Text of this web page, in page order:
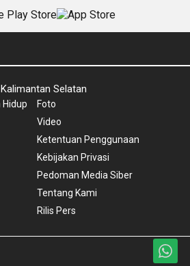
Selatan
Foto
Video
Ketentuan Penggunaan
Kebijakan Privasi
Pedoman Media Siber
Tentang Kami
Rilis Pers